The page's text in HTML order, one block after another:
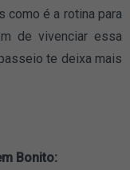
como é a rotina para
de vivenciar essa
te deixa mais
Bonito: